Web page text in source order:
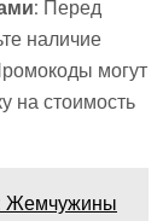
Перед
наличие
могут
на стоимость
Жемчужины